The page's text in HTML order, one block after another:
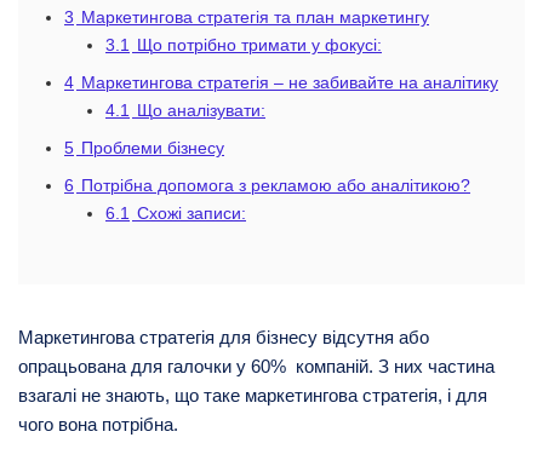
3 Маркетингова стратегія та план маркетингу
3.1
Що потрібно тримати у фокусі:
4 Маркетингова стратегія – не забивайте на аналітику
4.1
Що аналізувати:
5 Проблеми бізнесу
6 Потрібна допомога з рекламою або аналітикою?
6.1 Схожі записи:
Маркетингова стратегія для бізнесу відсутня або
опрацьована для галочки у 60% компаній. З них частина
взагалі не знають, що таке маркетингова стратегія, і для
чого вона потрібна.